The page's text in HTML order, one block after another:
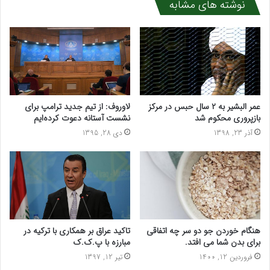
نوشته های مشابه
عمر البشیر به ۲ سال حبس در مرکز
بازپروری محکوم شد
آذر 23, 1398
لاوروف: از تیم جدید ترامپ برای
نشست آستانه دعوت کرده‌ایم
دی 28, 1395
هنگام خوردن جو دو سر چه اتفاقی
برای بدن شما می افتد.
فروردین 12, 1400
تاکید عراق بر همکاری با ترکیه در
مبارزه با پ.ک.ک
تیر 12, 1397